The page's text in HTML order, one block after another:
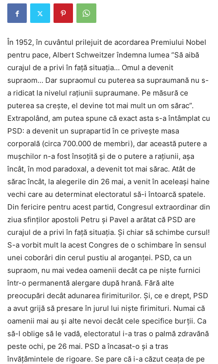
În 1952, în cuvântul prilejuit de acordarea Premiului Nobel
pentru pace, Albert Schweitzer îndemna lumea “Să aibă
curajul de a privi în faţă situaţia… Omul a devenit
supraom… Dar supraomul cu puterea sa supraumană nu s-
a ridicat la nivelul raţiunii supraumane. Pe măsură ce
puterea sa creşte, el devine tot mai mult un om sărac”.
Extrapolând, am putea spune că exact asta s-a întâmplat cu
PSD: a devenit un suprapartid în ce priveşte masa
corporală (circa 700.000 de membri), dar această putere a
muşchilor n-a fost însoţită şi de o putere a raţiunii, aşa
încât, în mod paradoxal, a devenit tot mai sărac. Atât de
sărac încât, la alegerile din 26 mai, a venit în aceleaşi haine
vechi care au determinat electoratul să-i întoarcă spatele.
Din fericire pentru acest partid, Congresul extraordinar din
ziua sfinţilor apostoli Petru şi Pavel a arătat că PSD are
curajul de a privi în faţă situaţia. Şi chiar să schimbe cursul!
S-a vorbit mult la acest Congres de o schimbare în sensul
unei coborâri din cerul pustiu al aroganţei. PSD, ca un
supraom, nu mai vedea oamenii decât ca pe nişte furnici
într-o permanentă alergare după hrană. Fără alte
preocupări decât adunarea firimiturilor. Şi, ce e drept, PSD
a avut grijă să presare în jurul lui nişte firimituri. Numai că
oamenii mai au şi alte nevoi decât cele specifice burţii. Ca
să-l oblige să le vadă, electoratul i-a tras o palmă zdravănă
peste ochi, pe 26 mai. PSD a încasat-o şi a tras
învăţămintele de rigoare. Se pare că i-a căzut ceaţa de pe